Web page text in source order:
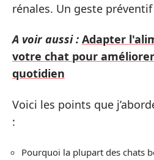
rénales. Un geste
A voir aussi : Adapter
votre chat pour
quotidien
Voici les points que
:
Pourquoi la plupart des chats